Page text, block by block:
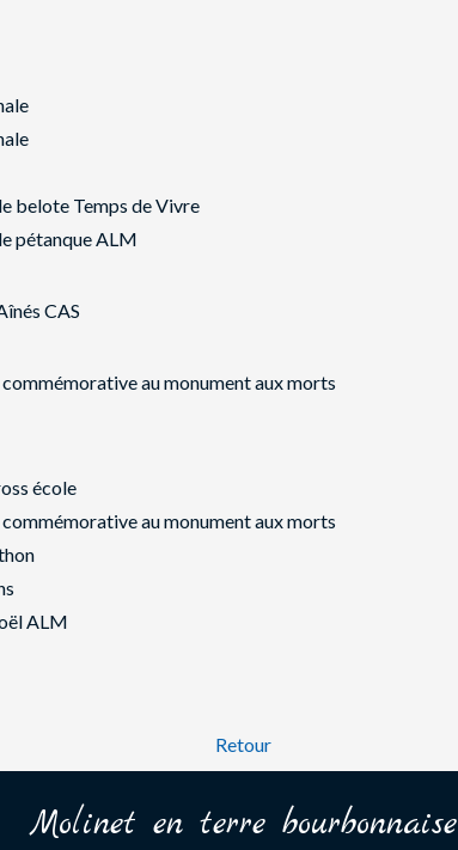
belote Temps de Vivre
pétanque ALM
CAS
au monument aux morts
école
au monument aux morts
ALM
Retour
Molinet en terre bourbonnaise